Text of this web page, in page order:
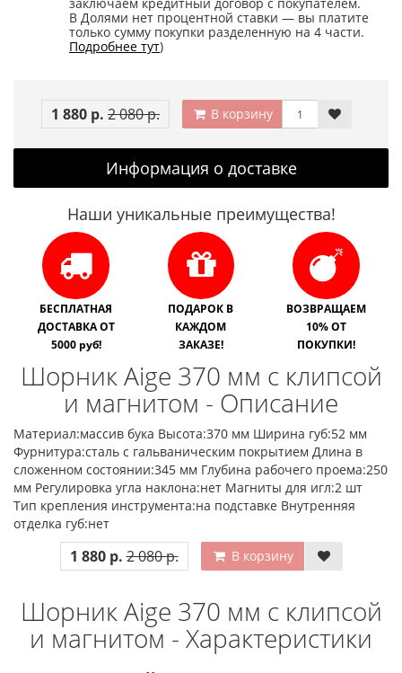
В Долями нет процентной ставки — вы платите
только сумму покупки разделенную на 4 части.
Подробнее тут)
1 880 р. 2 080 р. В корзину
Информация о доставке
Наши уникальные преимущества!
БЕСПЛАТНАЯ
ДОСТАВКА ОТ
5000 руб!
ПОДАРОК В
КАЖДОМ
ЗАКАЗЕ!
ВОЗВРАЩАЕМ
10% ОТ
ПОКУПКИ!
Шорник Aige 370 мм с клипсой
и магнитом - Описание
Материал:массив бука Высота:370 мм Ширина губ:52 мм
Фурнитура:сталь с гальваническим покрытием Длина в
сложенном состоянии:345 мм Глубина рабочего проема:250
мм Регулировка угла наклона:нет Магниты для игл:2 шт
Тип крепления инструмента:на подставке Внутренняя
отделка губ:нет
1 880 р. 2 080 р. В корзину
Шорник Aige 370 мм с клипсой
и магнитом - Характеристики